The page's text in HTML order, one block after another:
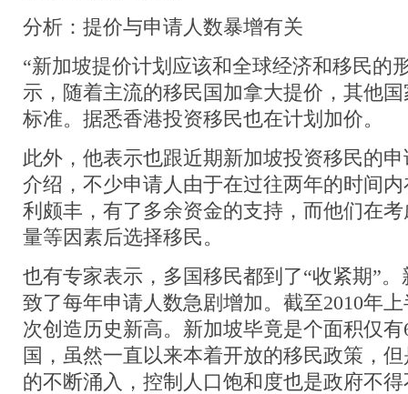
分析：提价与申请人数暴增有关
“新加坡提价计划应该和全球经济和移民的
示，随着主流的移民国加拿大提价，其他
标准。据悉香港投资移民也在计划加价。
此外，他表示也跟近期新加坡投资移民的
介绍，不少申请人由于在过往两年的时间
利颇丰，有了多余资金的支持，而他们在
量等因素后选择移民。
也有专家表示，多国移民都到了“收紧期”
致了每年申请人数急剧增加。截至2010年
次创造历史新高。新加坡毕竟是个面积仅
国，虽然一直以来本着开放的移民政策，
的不断涌入，控制人口饱和度也是政府不